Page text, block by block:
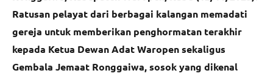
Ratusan pelayat dari berbagai kalangan memadati
gereja untuk memberikan penghormatan terakhir
kepada Ketua Dewan Adat Waropen sekaligus
Gembala Jemaat Ronggaiwa, sosok yang dikenal